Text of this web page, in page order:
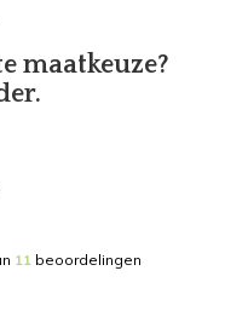
maatkeuze?
11beoordelingen